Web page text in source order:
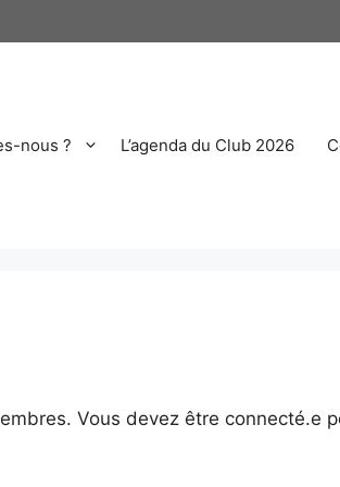
nous ? L’agenda du Club 2026
Vous devez être connecté.e